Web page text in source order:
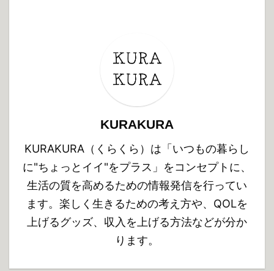
KURAKURA
KURAKURA（くらくら）は「いつもの暮らし
に"ちょっとイイ"をプラス」をコンセプトに、
生活の質を高めるための情報発信を行ってい
ます。楽しく生きるための考え方や、QOLを
上げるグッズ、収入を上げる方法などが分か
ります。